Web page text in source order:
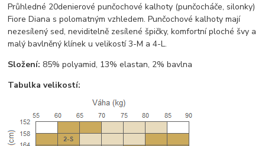
Průhledné 20denierové punčochové kalhoty (punčocháče, silonky)
Fiore Diana s polomatným vzhledem. Punčochové kalhoty mají
nezesílený sed, neviditelně zesílené špičky, komfortní ploché švy a
malý bavlněný klínek u velikostí 3-M a 4-L.
Složení: 85% polyamid, 13% elastan, 2% bavlna
Tabulka velikostí: